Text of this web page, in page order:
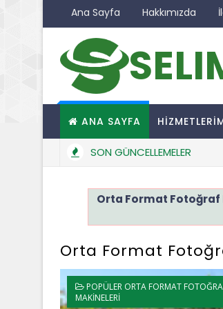
Ana Sayfa Hakkımızda
ANA SAYFA
SON GÜNCELLEMELER
Orta Format
Orta Format
POPÜLER ORTA FORMAT
MAKINELERI